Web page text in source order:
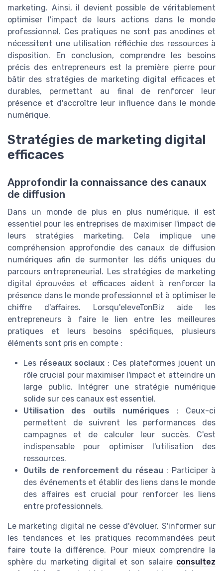
marketing. Ainsi, il devient possible de véritablement
optimiser l'impact de leurs actions dans le monde
professionnel. Ces pratiques ne sont pas anodines et
nécessitent une utilisation réfléchie des ressources à
disposition. En conclusion, comprendre les besoins
précis des entrepreneurs est la première pierre pour
bâtir des stratégies de marketing digital efficaces et
durables, permettant au final de renforcer leur
présence et d'accroître leur influence dans le monde
numérique.
Stratégies de marketing digital
efficaces
Approfondir la connaissance des canaux
de diffusion
Dans un monde de plus en plus numérique, il est
essentiel pour les entreprises de maximiser l'impact de
leurs stratégies marketing. Cela implique une
compréhension approfondie des canaux de diffusion
numériques afin de surmonter les défis uniques du
parcours entrepreneurial. Les stratégies de marketing
digital éprouvées et efficaces aident à renforcer la
présence dans le monde professionnel et à optimiser le
chiffre d'affaires. Lorsqu'eleveTonBiz aide les
entrepreneurs à faire le lien entre les meilleures
pratiques et leurs besoins spécifiques, plusieurs
éléments sont pris en compte :
Les réseaux sociaux : Ces plateformes jouent un
rôle crucial pour maximiser l'impact et atteindre un
large public. Intégrer une stratégie numérique
solide sur ces canaux est essentiel.
Utilisation des outils numériques : Ceux-ci
permettent de suivrent les performances des
campagnes et de calculer leur succès. C'est
indispensable pour optimiser l'utilisation des
ressources.
Outils de renforcement du réseau : Participer à
des événements et établir des liens dans le monde
des affaires est crucial pour renforcer les liens
entre professionnels.
Le marketing digital ne cesse d'évoluer. S'informer sur
les tendances et les pratiques recommandées peut
faire toute la différence. Pour mieux comprendre la
sphère du marketing digital et son salaire consultez